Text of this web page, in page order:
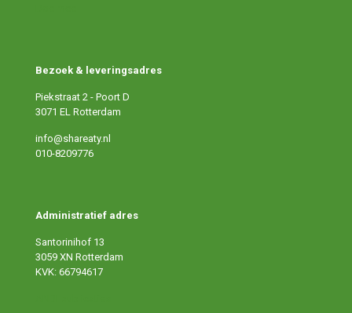
Bezoek & leveringsadres
Piekstraat 2 - Poort D
3071 EL Rotterdam
info@shareaty.nl
010-8209776
Administratief adres
Santorinihof 13
3059 XN Rotterdam
KVK: 66794617